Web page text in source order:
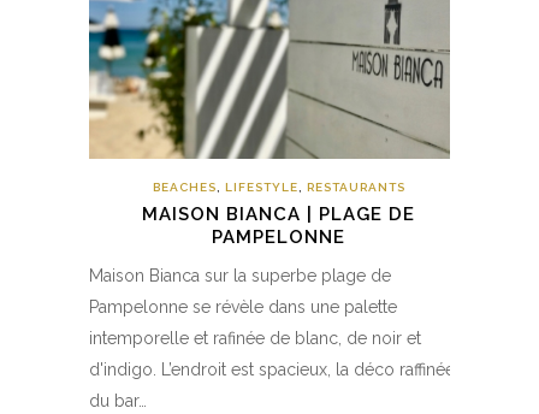
BEACHES LIFESTYLE RESTAURANTS
MAISON BIANCA | PLAGE DE
PAMPELONNE
Maison Bianca sur la superbe plage de
Pampelonne se révèle dans une palette
intemporelle et rafinée de blanc, de noir et
d'indigo. L’endroit est spacieux, la déco raffinée,
du bar…